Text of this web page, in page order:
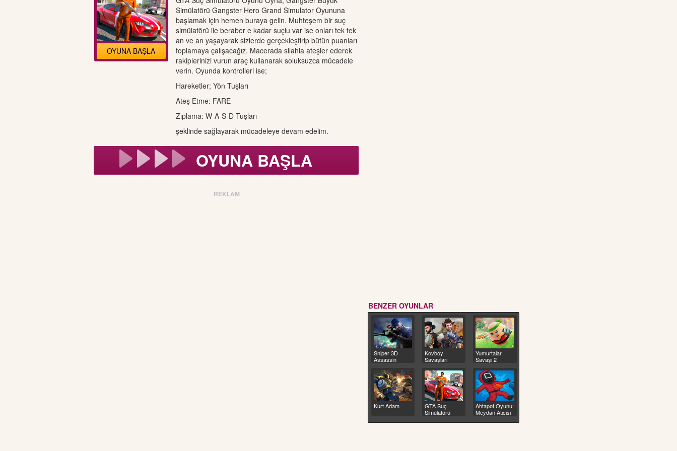
OYUNA BAŞLA
Simülatörü Gangster Hero Grand Simulator Oyununa
başlamak için hemen buraya gelin. Muhteşem bir suç
simülatörü ile beraber e kadar suçlu var ise onları tek tek
an ve an yaşayarak sizlerde gerçekleştirip bütün puanları
toplamaya çalışacağız. Macerada silahla ateşler ederek
rakiplerinizi vurun araç kullanarak soluksuzca mücadele
verin. Oyunda kontrolleri ise;
Hareketler; Yön Tuşları
Ateş Etme: FARE
Zıplama: W-A-S-D Tuşları
şeklinde sağlayarak mücadeleye devam edelim.
OYUNA BAŞLA
REKLAM
BENZER OYUNLAR
Sniper 3D
Assassin
Kovboy
Savaşları
Yumurtalar
Savaşı 2
Kurt Adam
GTA Suç
Simülatörü
Ahtapot Oyunu:
Meydan Atıcısı